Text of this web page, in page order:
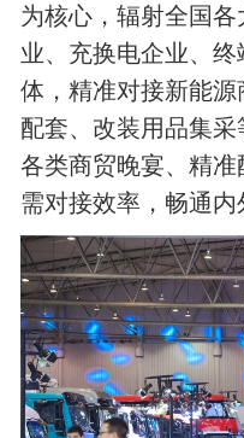
为核心，辐射全国
业、充换电企业、
体，精准对接新能
配套、改装用品集
各类商贸晚宴、精
需对接效率，畅通内